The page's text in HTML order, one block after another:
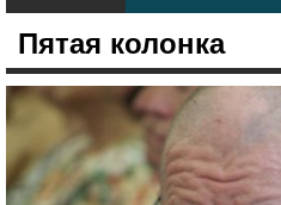
Пятая колонка